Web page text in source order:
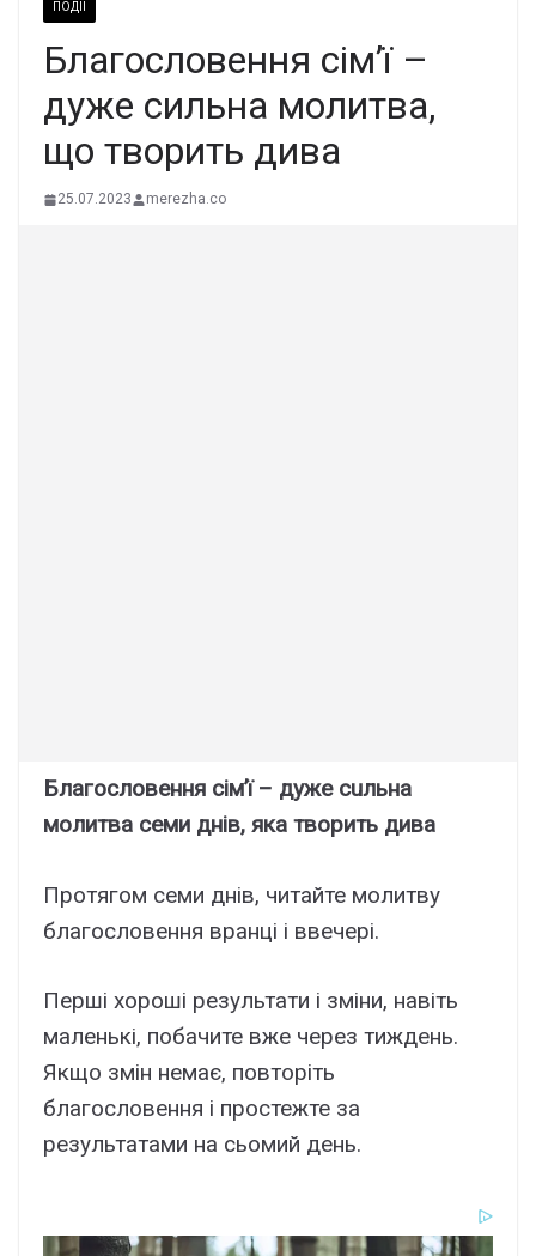
ПОДІЇ
Благословення сім’ї –
дуже сильна молитва,
що творить дива
25.07.2023 merezha.co
Благословення сім’ї – дyже cuльна
молитва семи днів, яка творить дива
Протягом семи днів, читайте молитву
благословення вранці і ввечері.
Перші хороші результати і зміни, навіть
маленькі, побачите вже через тиждень.
Якщо змін немає, повторіть
благословення і простежте за
результатами на сьомий день.